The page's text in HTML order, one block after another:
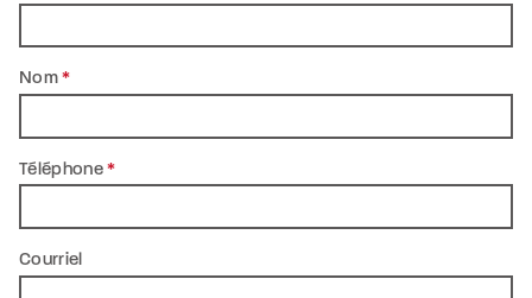
Nom*
Téléphone*
Courriel